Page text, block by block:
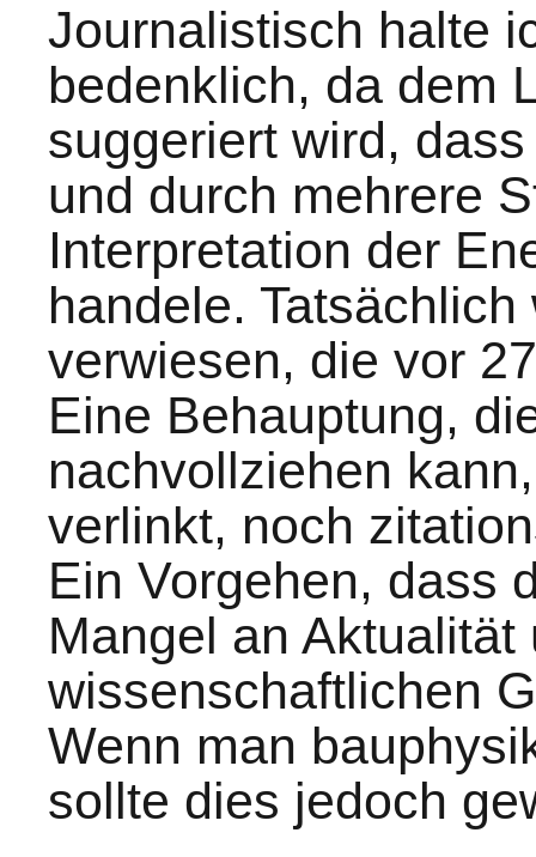
Journalistisch halte
bedenklich, da dem
suggeriert wird,
und durch mehrere
Interpretation der
handele.
verwiesen, die vor
Eine Behauptung,
nachvollziehen
verlinkt, noch
Ein Vorgehen, dass
Mangel an
wissenschaftlichen
Wenn man
sollte dies jedoch